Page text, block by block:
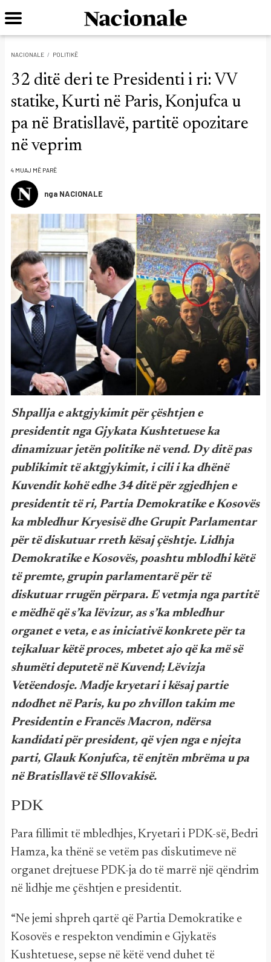
NACIONALE POLITIKË
32 ditë deri te Presidenti i ri: VV
statike, Kurti në Paris, Konjufca u
pa në Bratisllavë, partitë opozitare
në veprim
4 MUAJ MË PARË
nga NACIONALE
Shpallja e aktgjykimit për çështjen e
presidentit nga Gjykata Kushtetuese ka
dinamizuar jetën politike në vend. Dy ditë pas
publikimit të aktgjykimit, i cili i ka dhënë
Kuvendit kohë edhe 34 ditë për zgjedhjen e
presidentit të ri, Partia Demokratike e Kosovës
ka mbledhur Kryesisë dhe Grupit Parlamentar
për të diskutuar rreth kësaj çështje. Lidhja
Demokratike e Kosovës, poashtu mblodhi këtë
të premte, grupin parlamentarë për të
diskutuar rrugën përpara. E vetmja nga partitë
e mëdhë që s’ka lëvizur, as s’ka mbledhur
organet e veta, e as iniciativë konkrete për ta
tejkaluar këtë proces, mbetet ajo që ka më së
shumëti deputetë në Kuvend; Lëvizja
Vetëendosje. Madje kryetari i kësaj partie
ndodhet në Paris, ku po zhvillon takim me
Presidentin e Francës Macron, ndërsa
kandidati për president, që vjen nga e njejta
parti, Glauk Konjufca, të enjtën mbrëma u pa
në Bratisllavë të Sllovakisë.
PDK
Para fillimit të mbledhjes, Kryetari i PDK-së, Bedri
Hamza, ka thënë se vetëm pas diskutimeve në
organet drejtuese PDK-ja do të marrë një qëndrim
në lidhje me çështjen e presidentit.
“Ne jemi shpreh qartë që Partia Demokratike e
Kosovës e respekton vendimin e Gjykatës
Kushtetuese, sepse në këtë vend duhet të